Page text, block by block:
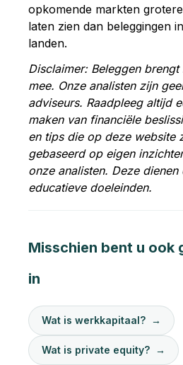
opkomende markten
laten zien dan beleggingen
landen.
Disclaimer: Beleggen brengt
mee. Onze analisten zijn
adviseurs. Raadpleeg altijd
maken van financiële
en tips die op deze website
gebaseerd op eigen
onze analisten. Deze
educatieve doeleinden.
Misschien bent u ook
in
Wat is werkkapitaal? →
Wat is private equity? →